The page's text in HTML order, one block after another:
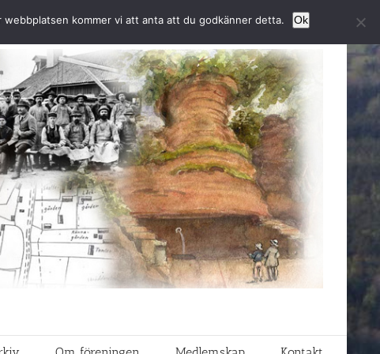
kommer vi att anta att du godkänner detta. Ok